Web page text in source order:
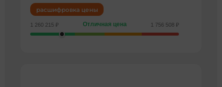
расшифровка цены
1 260 215 ₽ Отличная цена 1 756 508 ₽